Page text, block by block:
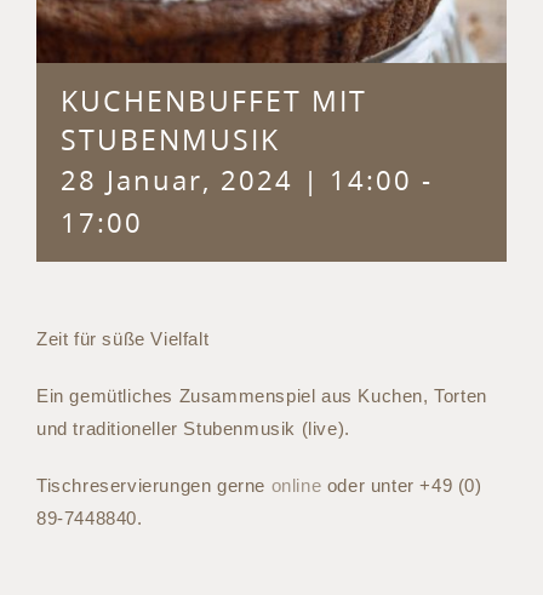
KUCHENBUFFET MIT
STUBENMUSIK
28 Januar, 2024 | 14:00 -
17:00
Zeit für süße Vielfalt
Ein gemütliches Zusammenspiel aus Kuchen, Torten
und traditioneller Stubenmusik (live).
Tischreservierungen gerne online oder unter +49 (0)
89-7448840.